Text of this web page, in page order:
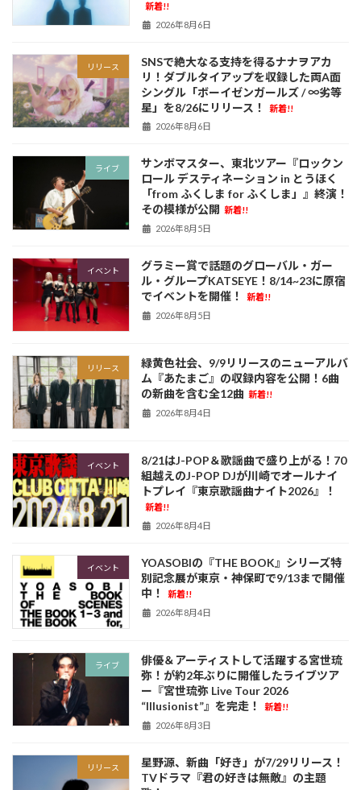
新着!!
2026年8月6日
リリース
SNSで絶大なる支持を得るナナヲアカ
リ！ダブルタイアップを収録した両A面
シングル「ボーイゼンガールズ / ∞劣等
星」を8/26にリリース！
新着!!
2026年8月6日
ライブ
サンボマスター、東北ツアー『ロックン
ロール デスティネーション in とうほく
「from ふくしま for ふくしま」』終演！
その模様が公開 新着!!
2026年8月5日
イベント
グラミー賞で話題のグローバル・ガー
ル・グループKATSEYE！8/14~23に原宿
でイベントを開催！
新着!!
2026年8月5日
リリース
緑黄色社会、9/9リリースのニューアルバ
ム『あたまご』の収録内容を公開！6曲
の新曲を含む全12曲 新着!!
2026年8月4日
イベント
8/21はJ-POP＆歌謡曲で盛り上がる！70
組越えのJ-POP DJが川崎でオールナイ
トプレイ『東京歌謡曲ナイト2026』！
新着!!
2026年8月4日
イベント
YOASOBIの『THE BOOK』シリーズ特
別記念展が東京・神保町で9/13まで開催
中！
新着!!
2026年8月4日
ライブ
俳優＆アーティストして活躍する宮世琉
弥！が約2年ぶりに開催したライブツア
ー『宮世琉弥 Live Tour 2026
“Illusionist”』を完走！
新着!!
2026年8月3日
リリース
星野源、新曲「好き」が7/29リリース！
TVドラマ『君の好きは無敵』の主題